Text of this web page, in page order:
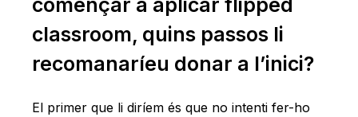
classroom, quins passos li
recomanaríeu donar a l’inici?
El primer que li diríem és que no intenti fer-ho